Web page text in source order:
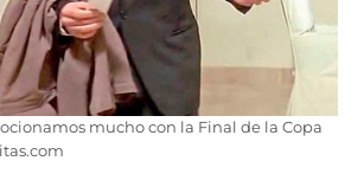
mucho con la Final de la Copa